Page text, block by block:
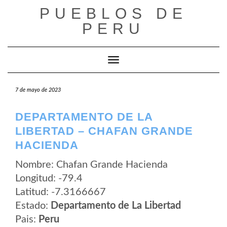
PUEBLOS DE
PERU
Cambiar modo de navegación
7 de mayo de 2023
DEPARTAMENTO DE LA
LIBERTAD – CHAFAN GRANDE
HACIENDA
Nombre: Chafan Grande Hacienda
Longitud: -79.4
Latitud: -7.3166667
Estado: Departamento de La Libertad
Pais: Peru